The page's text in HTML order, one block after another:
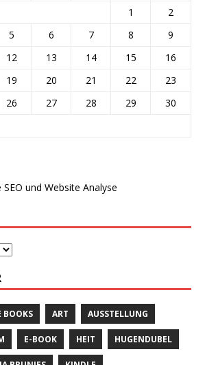
1
2
5 6 7 8
9
12 13 14 15
16
19 20 21 22
23
26 27 28 29
30
BOOKS ART AUSSTELLUNG
E-BOOK HEIT HUGENDUBEL